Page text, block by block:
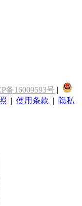
备16009593号 |
| 使用条款 |
隐私